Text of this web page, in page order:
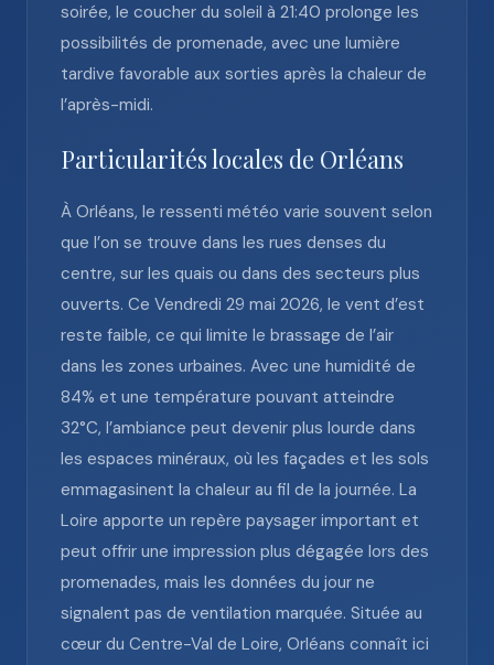
soirée, le coucher du soleil à 21:40 prolonge les
possibilités de promenade, avec une lumière
tardive favorable aux sorties après la chaleur de
l’après-midi.
Particularités locales de Orléans
À Orléans, le ressenti météo varie souvent selon
que l’on se trouve dans les rues denses du
centre, sur les quais ou dans des secteurs plus
ouverts. Ce Vendredi 29 mai 2026, le vent d’est
reste faible, ce qui limite le brassage de l’air
dans les zones urbaines. Avec une humidité de
84% et une température pouvant atteindre
32°C, l’ambiance peut devenir plus lourde dans
les espaces minéraux, où les façades et les sols
emmagasinent la chaleur au fil de la journée. La
Loire apporte un repère paysager important et
peut offrir une impression plus dégagée lors des
promenades, mais les données du jour ne
signalent pas de ventilation marquée. Située au
cœur du Centre-Val de Loire, Orléans connaît ici